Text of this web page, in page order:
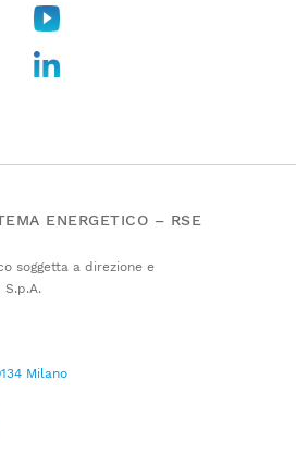
ENERGETICO – RSE
soggetta a direzione e
Milano